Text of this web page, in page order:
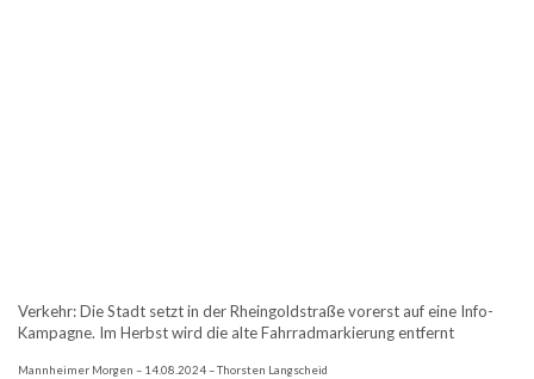
Verkehr: Die Stadt setzt in der Rheingoldstraße vorerst auf eine Info-
Kampagne. Im Herbst wird die alte Fahrradmarkierung entfernt
Mannheimer Morgen – 14.08.2024 – Thorsten Langscheid